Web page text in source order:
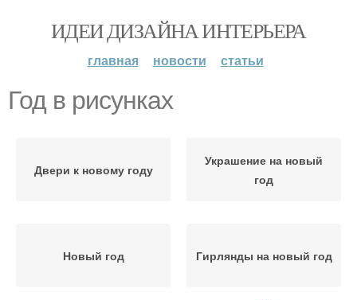
ИДЕИ ДИЗАЙНА ИНТЕРЬЕРА
главная новости статьи
Год в рисунках
Двери к новому году
Украшение на новый
год
Новый год Гирлянды на новый год